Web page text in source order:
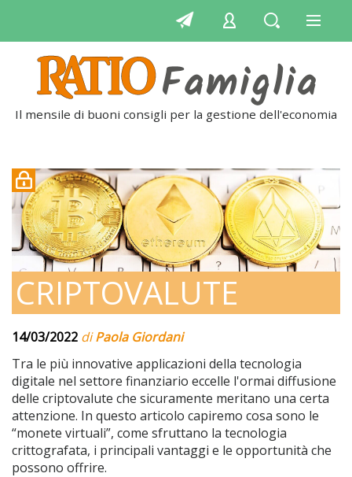
Il mensile di buoni consigli per la gestione dell'economia
CRIPTOVALUTE
14/03/2022 diPaola Giordani
Tra le più innovative applicazioni della tecnologia
digitale nel settore finanziario eccelle l'ormai diffusione
delle criptovalute che sicuramente meritano una certa
attenzione. In questo articolo capiremo cosa sono le
“monete virtuali”, come sfruttano la tecnologia
crittografata, i principali vantaggi e le opportunità che
possono offrire.